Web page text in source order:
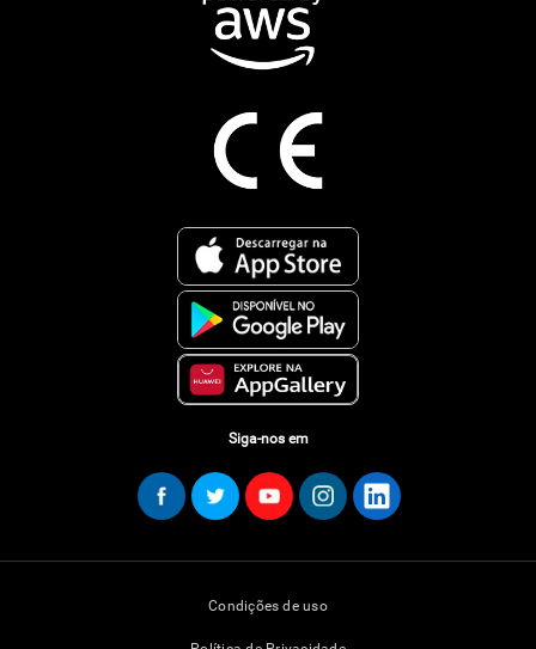
Siga-nos em
Condições de uso